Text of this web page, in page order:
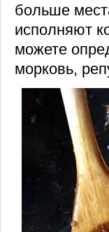
больше
исполняют
можете
морковь,